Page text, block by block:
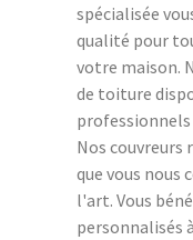
spécialisée
qualité pour
votre maison.
de toiture
Nos
que vous nous
l'art. Vous
personnalisés